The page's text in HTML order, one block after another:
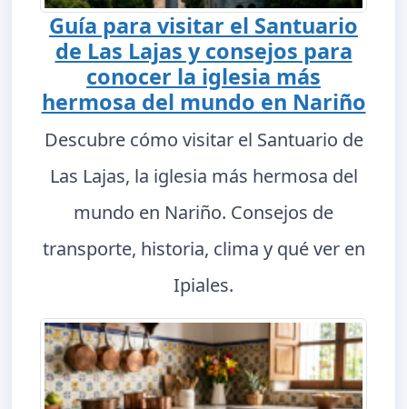
Guía para visitar el Santuario
de Las Lajas y consejos para
conocer la iglesia más
hermosa del mundo en Nariño
Descubre cómo visitar el Santuario de
Las Lajas, la iglesia más hermosa del
mundo en Nariño. Consejos de
transporte, historia, clima y qué ver en
Ipiales.